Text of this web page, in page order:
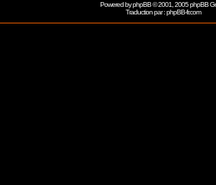
Powered byphpBB© 2001, 2005 phpBB
Traduction par :phpBB-fr.com